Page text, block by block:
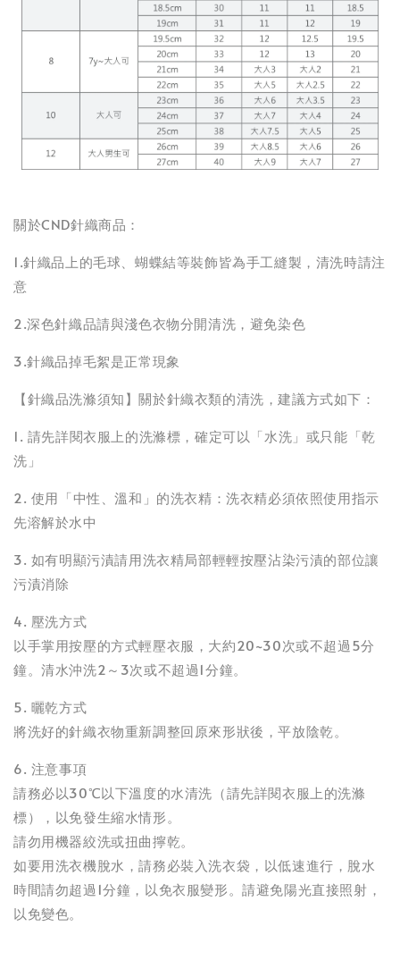
關於CND針織商品：
1.針織品上的毛球、蝴蝶結等裝飾皆為手工縫製，清洗時請注
意
2.深色針織品請與淺色衣物分開清洗，避免染色
3.針織品掉毛絮是正常現象
【針織品洗滌須知】關於針織衣類的清洗，建議方式如下：
1. 請先詳閱衣服上的洗滌標，確定可以「水洗」或只能「乾
洗」
2. 使用「中性、溫和」的洗衣精：洗衣精必須依照使用指示
先溶解於水中
3. 如有明顯污漬請用洗衣精局部輕輕按壓沾染污漬的部位讓
污漬消除
4. 壓洗方式
以手掌用按壓的方式輕壓衣服，大約20~30次或不超過5分
鐘。清水沖洗2～3次或不超過1分鐘。
5. 曬乾方式
將洗好的針織衣物重新調整回原來形狀後，平放陰乾。
6. 注意事項
請務必以30℃以下溫度的水清洗（請先詳閱衣服上的洗滌
標），以免發生縮水情形。
請勿用機器絞洗或扭曲擰乾。
如要用洗衣機脫水，請務必裝入洗衣袋，以低速進行，脫水
時間請勿超過1分鐘，以免衣服變形。請避免陽光直接照射，
以免變色。